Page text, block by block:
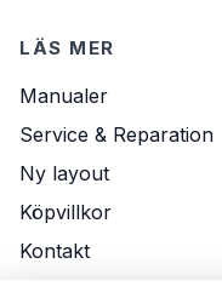
LÄS MER
Manualer
Service & Reparation
Ny layout
Köpvillkor
Kontakt